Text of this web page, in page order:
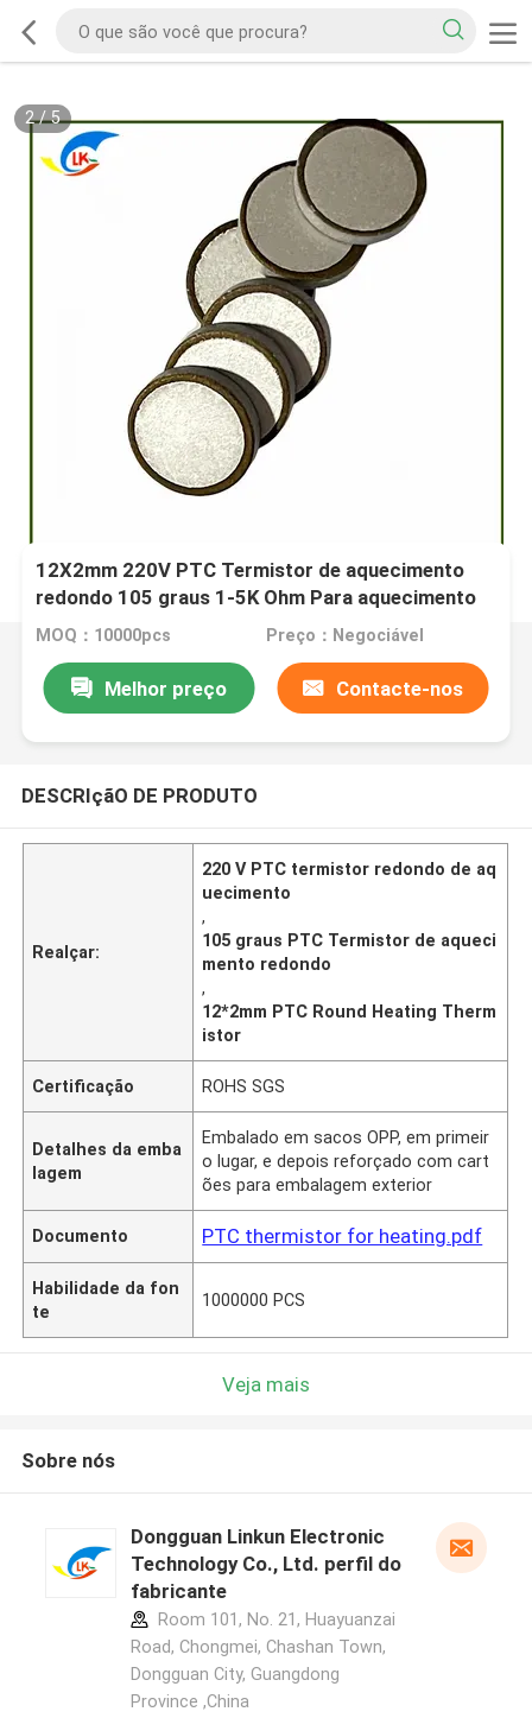
2/5
12X2mm 220V PTC Termistor de aquecimento
redondo 105 graus 1-5K Ohm Para aquecimento
de atuador elétrico
MOQ：10000pcs Preço：Negociável
Melhor preço Contacte-nos
DESCRIçãO DE PRODUTO
Realçar:
220 V PTC termistor redondo de aq
uecimento
,
105 graus PTC Termistor de aqueci
mento redondo
,
12*2mm PTC Round Heating Therm
istor
Certificação ROHS SGS
Detalhes da emba
lagem
Embalado em sacos OPP, em primeir
o lugar, e depois reforçado com cart
ões para embalagem exterior
Documento PTC thermistor for heating.pdf
Habilidade da fon
te
1000000 PCS
Veja mais
Sobre nós
Dongguan Linkun Electronic
Technology Co., Ltd. perfil do
fabricante
Room 101, No. 21, Huayuanzai
Road, Chongmei, Chashan Town,
Dongguan City, Guangdong
Province ,China